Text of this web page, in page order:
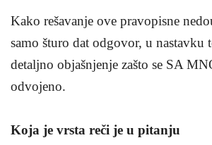
Kako rešavanje ove pravopisne
samo šturo dat odgovor, u nastavku
detaljno objašnjenje zašto se SA
odvojeno.
Koja je vrsta reči je u pitanju